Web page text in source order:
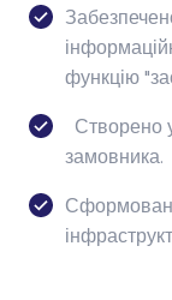
функцію
Створено
замовника.